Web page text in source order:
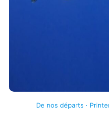
De nos départs ·